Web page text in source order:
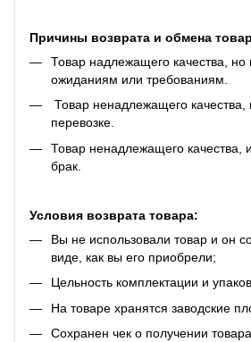
Причины возврата и обмена
Товар надлежащего качества,
ожиданиям или требованиям.
Товар ненадлежащего качества,
перевозке.
Товар ненадлежащего качества,
брак.
Условия возврата товара:
Вы не использовали товар и он
виде, как вы его приобрели;
Цельность комплектации и
На товаре хранятся заводские
Сохранен чек о получении